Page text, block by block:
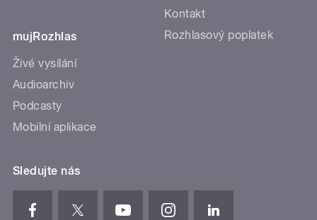
mujRozhlas
Živé vysílání
Audioarchiv
Podcasty
Mobilní aplikace
Kontakt
Rozhlasový poplatek
Sledujte nás